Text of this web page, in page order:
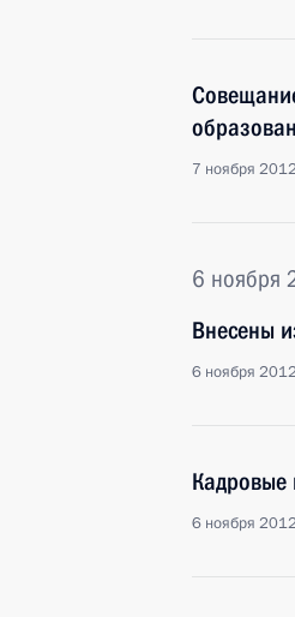
7 ноября
6 ноября
Внесены
6 ноября
Кадровые
6 ноября